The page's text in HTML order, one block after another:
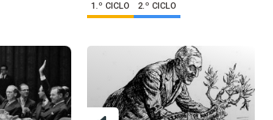
1.º CICLO 2.º CICLO